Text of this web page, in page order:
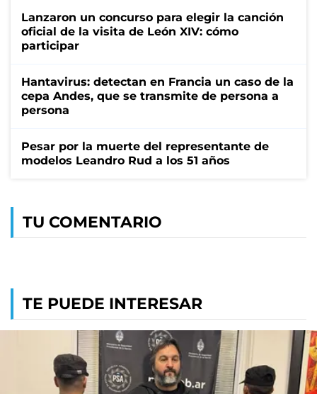
Lanzaron un concurso para elegir la canción
oficial de la visita de León XIV: cómo
participar
Hantavirus: detectan en Francia un caso de la
cepa Andes, que se transmite de persona a
persona
Pesar por la muerte del representante de
modelos Leandro Rud a los 51 años
TU COMENTARIO
TE PUEDE INTERESAR